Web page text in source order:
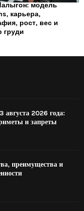
модель
карьера,
рост, вес и
груди
августа 2026 года:
и запреты
преимущества и